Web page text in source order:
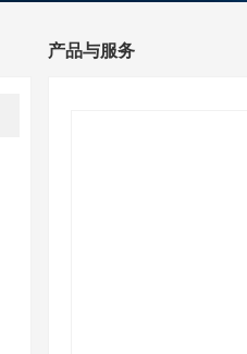
产品与服务